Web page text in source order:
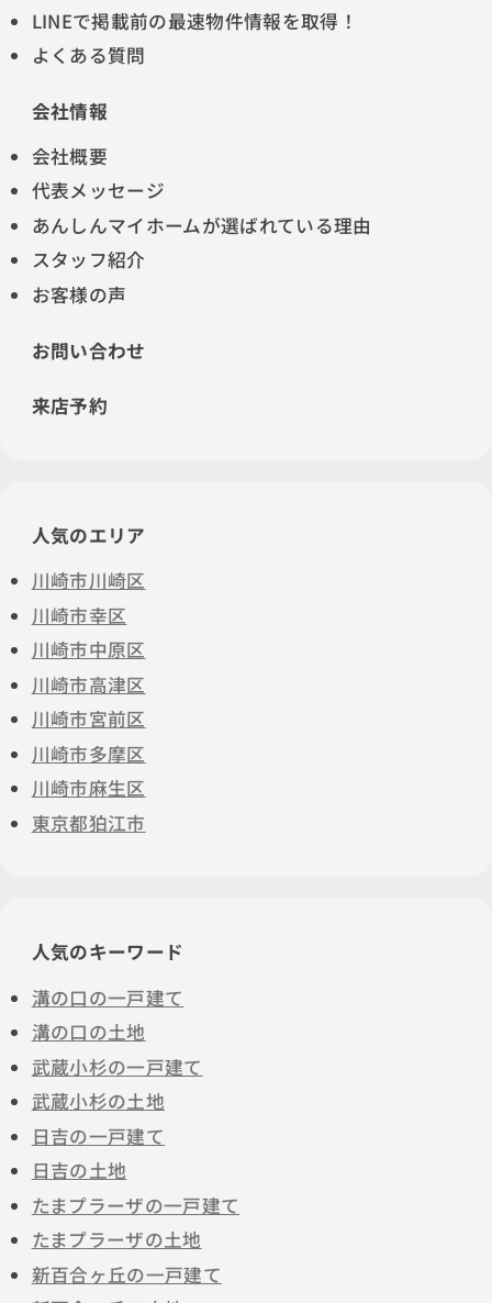
LINEで掲載前の最速物件情報を取得！
よくある質問
会社情報
会社概要
代表メッセージ
あんしんマイホームが選ばれている理由
スタッフ紹介
お客様の声
お問い合わせ
来店予約
人気のエリア
川崎市川崎区
川崎市幸区
川崎市中原区
川崎市高津区
川崎市宮前区
川崎市多摩区
川崎市麻生区
東京都狛江市
人気のキーワード
溝の口の一戸建て
溝の口の土地
武蔵小杉の一戸建て
武蔵小杉の土地
日吉の一戸建て
日吉の土地
たまプラーザの一戸建て
たまプラーザの土地
新百合ヶ丘の一戸建て